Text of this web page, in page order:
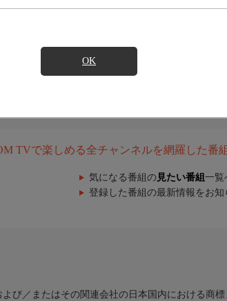
OK
TVで楽しめる全チャンネルを網羅した番
気になる番組の 見たい番組 一覧
登録した番組の最新情報をお知
び／またはその関連会社の日本国内における商標